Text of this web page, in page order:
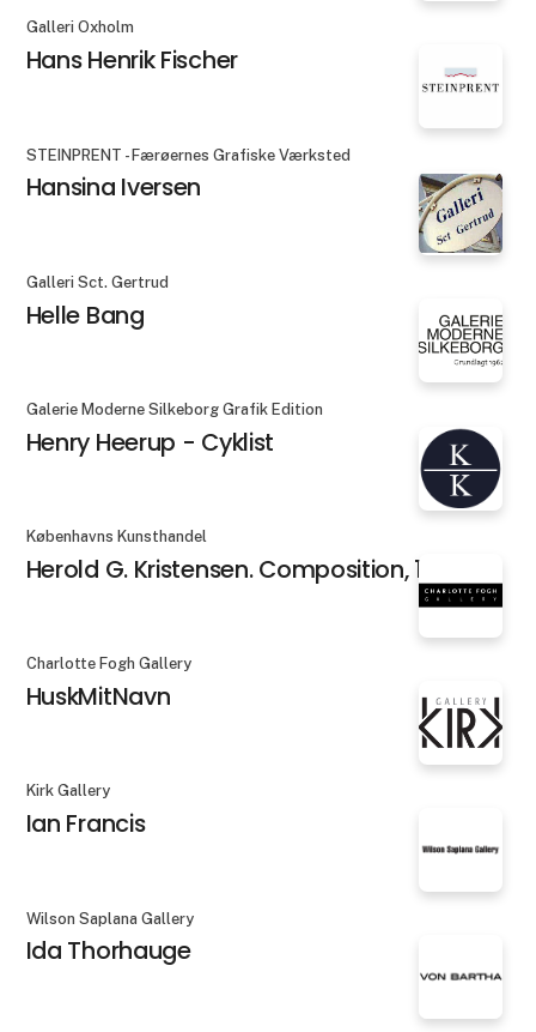
Galleri Oxholm
Hans Henrik Fischer
STEINPRENT - Færøernes Grafiske Værksted
Hansina Iversen
Galleri Sct. Gertrud
Helle Bang
Galerie Moderne Silkeborg Grafik Edition
Henry Heerup - Cyklist
Københavns Kunsthandel
Herold G. Kristensen. Composition, 1984
Charlotte Fogh Gallery
HuskMitNavn
Kirk Gallery
Ian Francis
Wilson Saplana Gallery
Ida Thorhauge